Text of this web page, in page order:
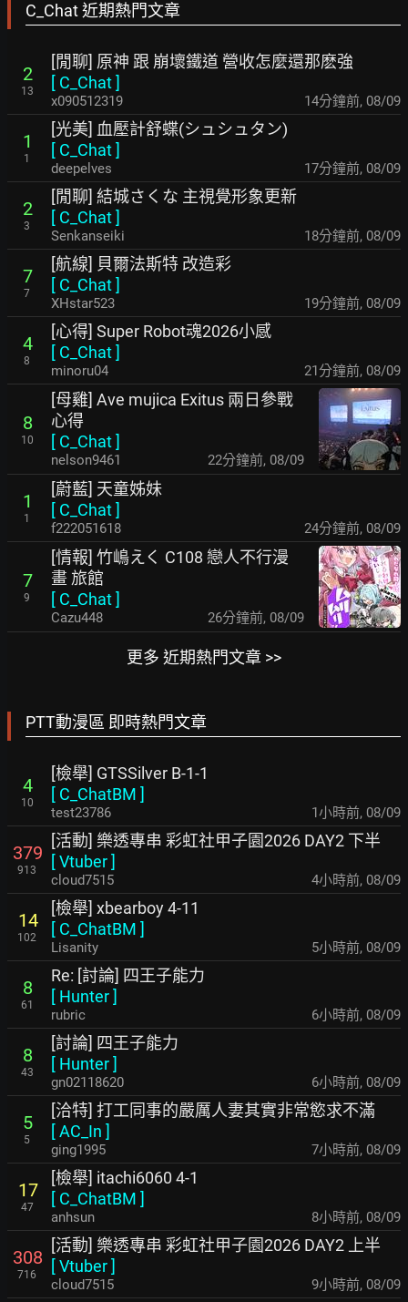
C_Chat 近期熱門文章
2
13
[閒聊] 原神 跟 崩壞鐵道 營收怎麼還那麽強
[ C_Chat]
x090512319 14分鐘前, 08/09
1
1
[光美] 血壓計舒蝶(シュシュタン)
[ C_Chat]
deepelves 17分鐘前, 08/09
2
3
[閒聊] 結城さくな 主視覺形象更新
[ C_Chat]
Senkanseiki 18分鐘前, 08/09
7
7
[航線] 貝爾法斯特 改造彩
[ C_Chat]
XHstar523 19分鐘前, 08/09
4
8
[心得] Super Robot魂2026小感
[ C_Chat]
minoru04 21分鐘前, 08/09
8
10
[母雞] Ave mujica Exitus 兩日參戰
心得
[ C_Chat]
nelson9461 22分鐘前, 08/09
1
1
[蔚藍] 天童姊妹
[ C_Chat]
f222051618 24分鐘前, 08/09
7
9
[情報] 竹嶋えく C108 戀人不行漫
畫 旅館
[ C_Chat]
Cazu448 26分鐘前, 08/09
更多 近期熱門文章 >>
PTT動漫區 即時熱門文章
4
10
[檢舉] GTSSilver B-1-1
[ C_ChatBM ]
test23786 1小時前, 08/09
379
913
[活動] 樂透專串 彩虹社甲子園2026 DAY2 下半
[Vtuber]
cloud7515 4小時前, 08/09
14
102
[檢舉] xbearboy 4-11
[ C_ChatBM ]
Lisanity 5小時前, 08/09
8
61
Re: [討論] 四王子能力
[ Hunter]
rubric 6小時前, 08/09
8
43
[討論] 四王子能力
[ Hunter]
gn02118620 6小時前, 08/09
5
5
[洽特] 打工同事的嚴厲人妻其實非常慾求不滿
[AC_In ]
ging1995 7小時前, 08/09
17
47
[檢舉] itachi6060 4-1
[ C_ChatBM ]
anhsun 8小時前, 08/09
308
716
[活動] 樂透專串 彩虹社甲子園2026 DAY2 上半
[Vtuber]
cloud7515 9小時前, 08/09